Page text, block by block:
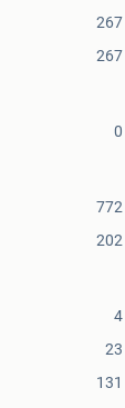
267
267
0
772
202
4
23
131